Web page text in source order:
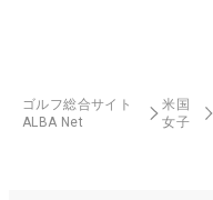
ゴルフ総合サイト
ALBA Net
米国
女子